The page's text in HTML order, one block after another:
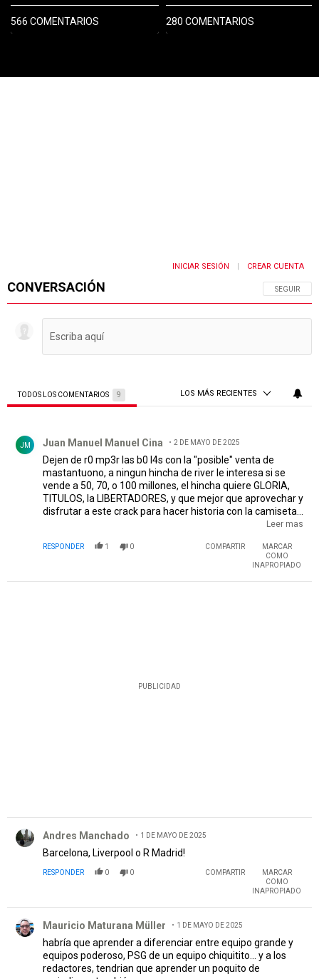
566 COMENTARIOS 280 COMENTARIOS
CONVERSACIÓN SIGA ESTA
SEGUIR
INICIAR SESIÓN CREAR CUENTA
TODOS LOS COMENTARIOS 9 LOS MÁS RECIENTES
JM Juan Manuel Manuel Cina 2 DE MAYO DE 2025
Dejen de r0 mp3r las b0 l4s con la "posible" venta de
mastantuono, a ningun hincha de river le interesa si se
vende a 50, 70, o 100 millones, el hincha quiere GLORIA,
TITULOS, la LIBERTADORES, y que mejor que aprovechar y
disfrutar a este crack para hacer historia con la camiseta.
Si se vende con esa plata que hacemos ? Compramos
la copa? Mejoramos el club ? Mas de lo que ya lo hicimos ?
Se dan cuenta que no tiene logica. PERIODISTAS.. por
Leer mas
RESPONDER 1 0 COMPARTIR
MARCAR
COMO
INAPROPIADO
PUBLICIDAD
Andres Manchado 1 DE MAYO DE 2025
Barcelona, Liverpool o R Madrid!
RESPONDER 0 0 COMPARTIR
MARCAR
COMO
INAPROPIADO
Mauricio Maturana Müller 1 DE MAYO DE 2025
habría que aprender a diferenciar entre equipo grande y
equipos poderoso, PSG de un equipo chiquitito... y a los
redactores, tendrian que aprender un poquito de